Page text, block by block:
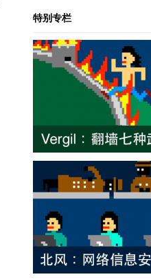
特别专栏